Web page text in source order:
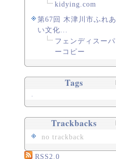
kidying.com
第67回 木津川市ふれあ
い文化...
フェンディスーパ
ーコピー
Tags
Trackbacks
no trackback
RSS2.0